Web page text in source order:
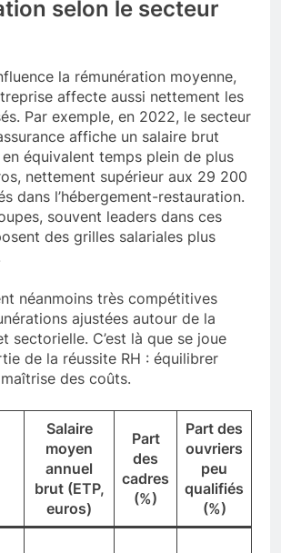
selon le secteur
la rémunération moyenne,
affecte aussi nettement les
Par exemple, en 2022, le secteur
affiche un salaire brut
équivalent temps plein de plus
nettement supérieur aux 29 200
dans l’hébergement-restauration.
souvent leaders dans ces
des grilles salariales plus
néanmoins très compétitives
ajustées autour de la
sectorielle. C’est là que se joue
de la réussite RH : équilibrer
des coûts.
Salaire
moyen
annuel
brut (ETP,
euros)
Part
des
cadres
(%)
Part des
ouvriers
peu
qualifiés
(%)